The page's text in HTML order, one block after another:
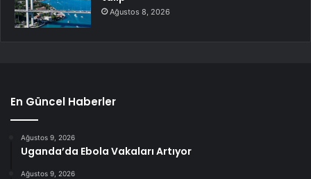
Ağustos 8, 2026
En Güncel Haberler
Ağustos 9, 2026
Uganda’da Ebola Vakaları Artıyor
Ağustos 9, 2026